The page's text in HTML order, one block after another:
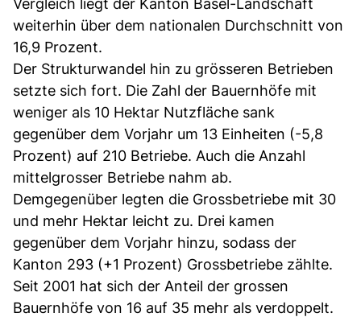
Vergleich liegt der Kanton Basel-Landschaft
weiterhin über dem nationalen Durchschnitt von
16,9 Prozent.
Der Strukturwandel hin zu grösseren Betrieben
setzte sich fort. Die Zahl der Bauernhöfe mit
weniger als 10 Hektar Nutzfläche sank
gegenüber dem Vorjahr um 13 Einheiten (-5,8
Prozent) auf 210 Betriebe. Auch die Anzahl
mittelgrosser Betriebe nahm ab.
Demgegenüber legten die Grossbetriebe mit 30
und mehr Hektar leicht zu. Drei kamen
gegenüber dem Vorjahr hinzu, sodass der
Kanton 293 (+1 Prozent) Grossbetriebe zählte.
Seit 2001 hat sich der Anteil der grossen
Bauernhöfe von 16 auf 35 mehr als verdoppelt.